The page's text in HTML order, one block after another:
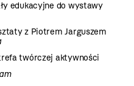
edukacyjne do wystawy
z Piotrem Jarguszem
twórczej aktywności